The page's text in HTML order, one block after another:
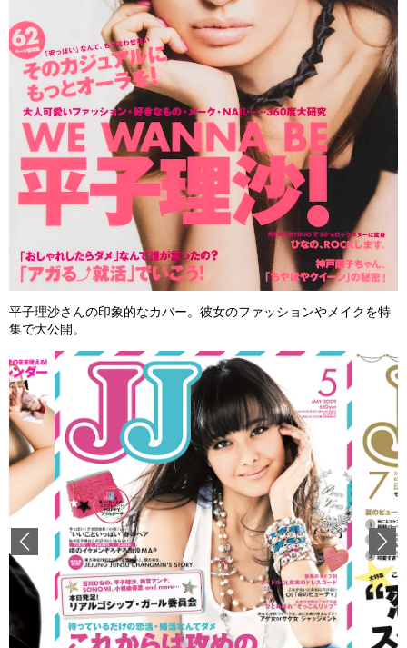
平子理沙さんの印象的なカバー。彼女のファッションやメイクを特
集で大公開。
Previous